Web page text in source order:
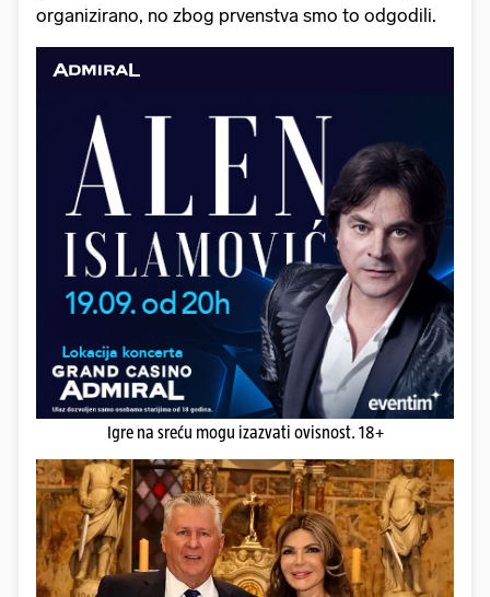
organizirano, no zbog prvenstva smo to odgodili.
Igre na sreću mogu izazvati ovisnost. 18+